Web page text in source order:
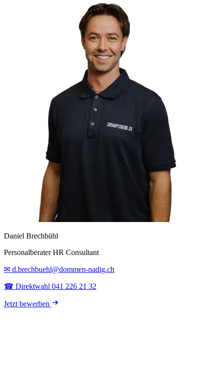
Daniel Brechbühl
Personalberater HR Consultant
✉ d.brechbuehl@dommen-nadig.ch
☎ Direktwahl 041 226 21 32
Jetzt bewerben